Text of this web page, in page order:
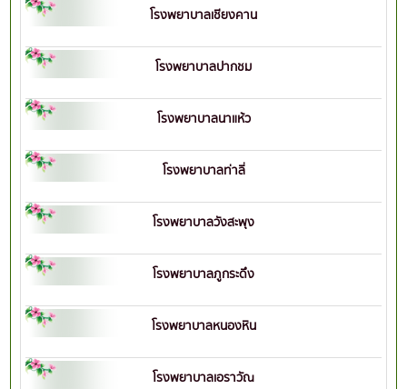
โรงพยาบาลเชียงคาน
โรงพยาบาลปากชม
โรงพยาบาลนาแห้ว
โรงพยาบาลท่าลี่
โรงพยาบาลวังสะพุง
โรงพยาบาลภูกระดึง
โรงพยาบาลหนองหิน
โรงพยาบาลเอราวัณ